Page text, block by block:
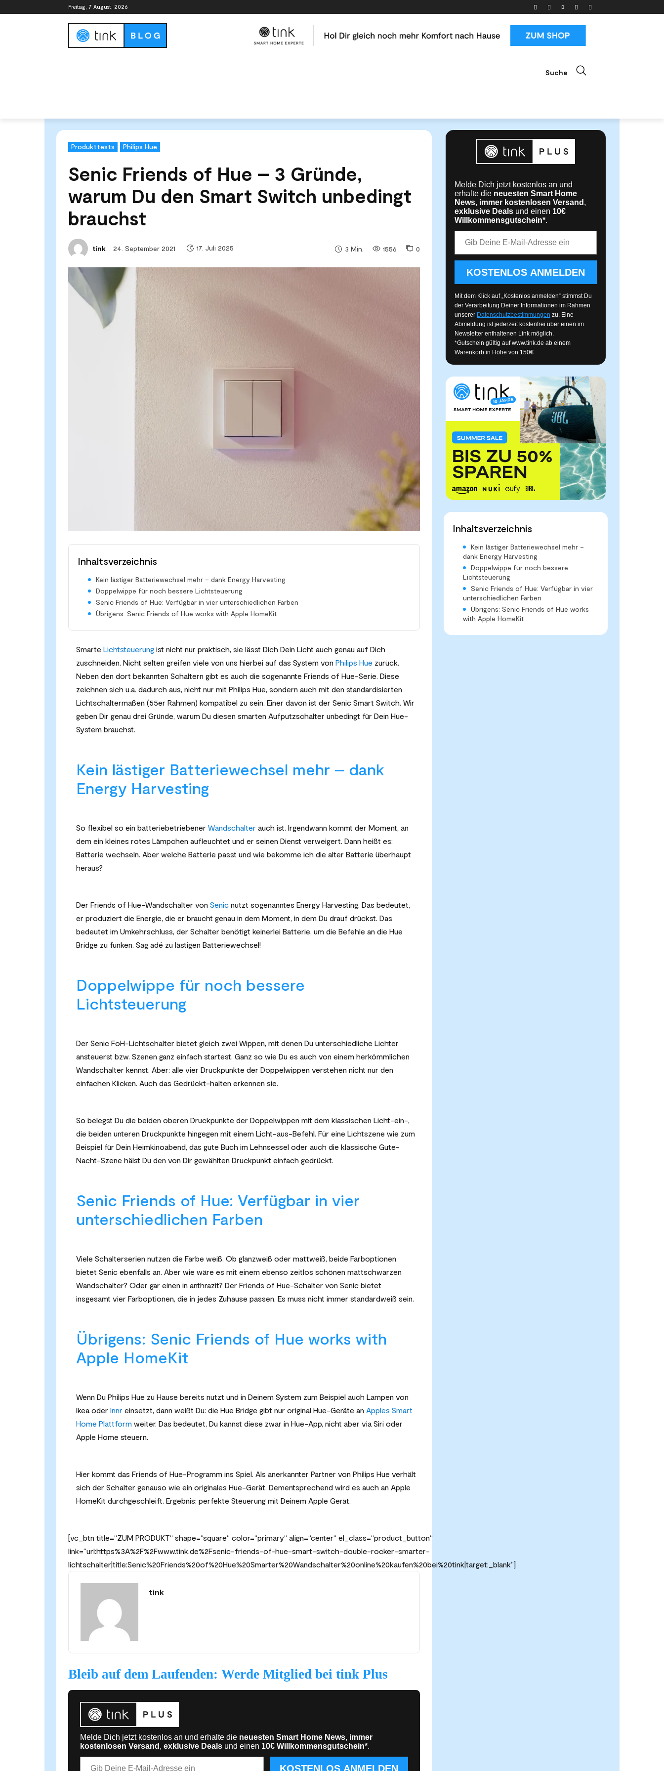
Freitag, 7 August, 2026
Suche
Produkttests Philips Hue
Senic Friends of Hue – 3 Gründe,
warum Du den Smart Switch unbedingt
brauchst
tink 24. September 2021 17. Juli 2025 0
1556
3 Min.
Inhaltsverzeichnis
Kein lästiger Batteriewechsel mehr – dank Energy Harvesting
Doppelwippe für noch bessere Lichtsteuerung
Senic Friends of Hue: Verfügbar in vier unterschiedlichen Farben
Übrigens: Senic Friends of Hue works with Apple HomeKit
Smarte Lichtsteuerung ist nicht nur praktisch, sie lässt Dich Dein Licht auch genau auf Dich
zuschneiden. Nicht selten greifen viele von uns hierbei auf das System von Philips Hue zurück.
Neben den dort bekannten Schaltern gibt es auch die sogenannte Friends of Hue-Serie. Diese
zeichnen sich u.a. dadurch aus, nicht nur mit Philips Hue, sondern auch mit den standardisierten
Lichtschaltermaßen (55er Rahmen) kompatibel zu sein. Einer davon ist der Senic Smart Switch. Wir
geben Dir genau drei Gründe, warum Du diesen smarten Aufputzschalter unbedingt für Dein Hue-
System brauchst.
Kein lästiger Batteriewechsel mehr – dank
Energy Harvesting
So flexibel so ein batteriebetriebener Wandschalter auch ist. Irgendwann kommt der Moment, an
dem ein kleines rotes Lämpchen aufleuchtet und er seinen Dienst verweigert. Dann heißt es:
Batterie wechseln. Aber welche Batterie passt und wie bekomme ich die alter Batterie überhaupt
heraus?
Der Friends of Hue-Wandschalter von Senic nutzt sogenanntes Energy Harvesting. Das bedeutet,
er produziert die Energie, die er braucht genau in dem Moment, in dem Du drauf drückst. Das
bedeutet im Umkehrschluss, der Schalter benötigt keinerlei Batterie, um die Befehle an die Hue
Bridge zu funken. Sag adé zu lästigen Batteriewechsel!
Doppelwippe für noch bessere
Lichtsteuerung
Der Senic FoH-Lichtschalter bietet gleich zwei Wippen, mit denen Du unterschiedliche Lichter
ansteuerst bzw. Szenen ganz einfach startest. Ganz so wie Du es auch von einem herkömmlichen
Wandschalter kennst. Aber: alle vier Druckpunkte der Doppelwippen verstehen nicht nur den
einfachen Klicken. Auch das Gedrückt-halten erkennen sie.
So belegst Du die beiden oberen Druckpunkte der Doppelwippen mit dem klassischen Licht-ein-,
die beiden unteren Druckpunkte hingegen mit einem Licht-aus-Befehl. Für eine Lichtszene wie zum
Beispiel für Dein Heimkinoabend, das gute Buch im Lehnsessel oder auch die klassische Gute-
Nacht-Szene hälst Du den von Dir gewählten Druckpunkt einfach gedrückt.
Senic Friends of Hue: Verfügbar in vier
unterschiedlichen Farben
Viele Schalterserien nutzen die Farbe weiß. Ob glanzweiß oder mattweiß, beide Farboptionen
bietet Senic ebenfalls an. Aber wie wäre es mit einem ebenso zeitlos schönen mattschwarzen
Wandschalter? Oder gar einen in anthrazit? Der Friends of Hue-Schalter von Senic bietet
insgesamt vier Farboptionen, die in jedes Zuhause passen. Es muss nicht immer standardweiß sein.
Übrigens: Senic Friends of Hue works with
Apple HomeKit
Wenn Du Philips Hue zu Hause bereits nutzt und in Deinem System zum Beispiel auch Lampen von
Ikea oder Innr einsetzt, dann weißt Du: die Hue Bridge gibt nur original Hue-Geräte an Apples Smart
Home Plattform weiter. Das bedeutet, Du kannst diese zwar in Hue-App, nicht aber via Siri oder
Apple Home steuern.
Hier kommt das Friends of Hue-Programm ins Spiel. Als anerkannter Partner von Philips Hue verhält
sich der Schalter genauso wie ein originales Hue-Gerät. Dementsprechend wird es auch an Apple
HomeKit durchgeschleift. Ergebnis: perfekte Steuerung mit Deinem Apple Gerät.
[vc_btn title=“ZUM PRODUKT“ shape=“square“ color=“primary“ align=“center“ el_class=“product_button“
link=“url:https%3A%2F%2Fwww.tink.de%2Fsenic-friends-of-hue-smart-switch-double-rocker-smarter-
lichtschalter|title:Senic%20Friends%20of%20Hue%20Smarter%20Wandschalter%20online%20kaufen%20bei%20tink|target:_blank“]
tink
Bleib auf dem Laufenden: Werde Mitglied bei tink Plus
Melde Dich jetzt kostenlos an und erhalte die neuesten Smart Home News, immer
kostenlosen Versand , exklusive Deals und einen 10€ Willkommensgutschein*.
KOSTENLOS ANMELDEN
Melde Dich jetzt kostenlos an und
erhalte die neuesten Smart Home
News, immer kostenlosen Versand ,
exklusive Deals und einen 10€
Willkommensgutschein*.
KOSTENLOS ANMELDEN
Mit dem Klick auf „Kostenlos anmelden“ stimmst Du
der Verarbeitung Deiner Informationen im Rahmen
unserer Datenschutzbestimmungen zu. Eine
Abmeldung ist jederzeit kostenfrei über einen im
Newsletter enthaltenen Link möglich.
*Gutschein gültig aufwww.tink.de ab einem
Warenkorb in Höhe von 150€
Inhaltsverzeichnis
Kein lästiger Batteriewechsel mehr –
dank Energy Harvesting
Doppelwippe für noch bessere
Lichtsteuerung
Senic Friends of Hue: Verfügbar in vier
unterschiedlichen Farben
Übrigens: Senic Friends of Hue works
with Apple HomeKit